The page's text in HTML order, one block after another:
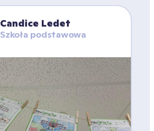
Candice Ledet
Szkoła podstawowa